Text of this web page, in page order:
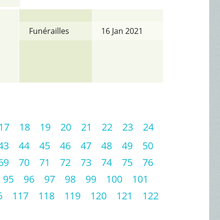
Funérailles 16 Jan 2021
18 19 20 21 22 23
24
44 45 46 47 48 49
50
70 71 72 73 74 75
76
95
96 97 98 99 100
101
117 118 119 120 121 122